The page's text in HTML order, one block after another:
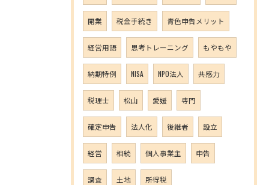
開業 税金手続き 青色申告メリット
経営用語 思考トレーニング もやもや
納期特例 NISA NPO法人 共感力
税理士 松山 愛媛 専門
確定申告 法人化 後継者 設立
経営 相続 個人事業主 申告
調査 土地 所得税